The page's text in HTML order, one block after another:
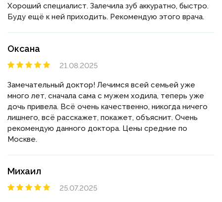
Хороший специалист. Залечила зуб аккуратно, быстро.
Буду ещё к ней приходить. Рекомендую этого врача.
Оксана
21.08.2025
Замечательный доктор! Лечимся всей семьей уже
много лет, сначала сама с мужем ходила, теперь уже
дочь привела. Всё очень качественно, никогда ничего
лишнего, всё расскажет, покажет, объяснит. Очень
рекомендую данного доктора. Цены средние по
Москве.
Михаил
25.07.2025